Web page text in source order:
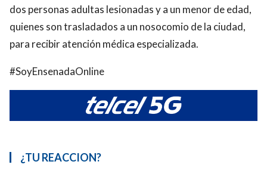
dos personas adultas lesionadas y a un menor de edad,
quienes son trasladados a un nosocomio de la ciudad,
para recibir atención médica especializada.
#SoyEnsenadaOnline
¿TU REACCION?